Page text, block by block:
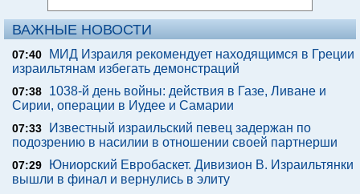
ВАЖНЫЕ НОВОСТИ
07:40
МИД Израиля рекомендует находящимся в Греции
израильтянам избегать демонстраций
07:38
1038-й день войны: действия в Газе, Ливане и
Сирии, операции в Иудее и Самарии
07:33
Известный израильский певец задержан по
подозрению в насилии в отношении своей партнерши
07:29
Юниорский Евробаскет. Дивизион В. Израильтянки
вышли в финал и вернулись в элиту